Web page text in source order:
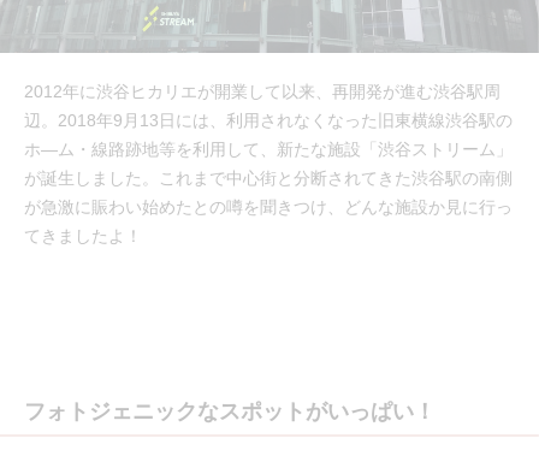
2012年に渋谷ヒカリエが開業して以来、再開発が進む渋谷駅周
辺。2018年9月13日には、利用されなくなった旧東横線渋谷駅の
ホ―ム・線路跡地等を利用して、新たな施設「渋谷ストリーム」
が誕生しました。これまで中心街と分断されてきた渋谷駅の南側
が急激に賑わい始めたとの噂を聞きつけ、どんな施設か見に行っ
てきましたよ！
フォトジェニックなスポットがいっぱい！